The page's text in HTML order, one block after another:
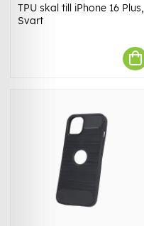
TPU skal till iPhone 16 Plus,
Svart